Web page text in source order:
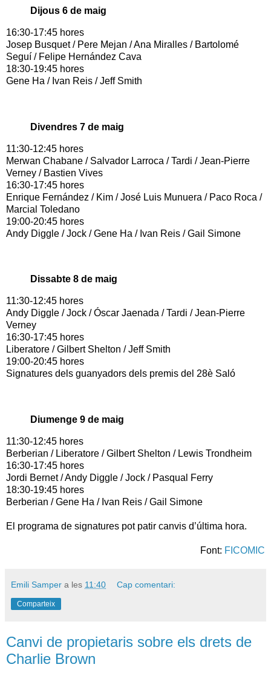
Dijous 6 de maig
16:30-17:45 hores
Josep Busquet / Pere Mejan / Ana Miralles / Bartolomé
Seguí / Felipe Hernández Cava
18:30-19:45 hores
Gene Ha / Ivan Reis / Jeff Smith
Divendres 7 de maig
11:30-12:45 hores
Merwan Chabane / Salvador Larroca / Tardi / Jean-Pierre
Verney / Bastien Vives
16:30-17:45 hores
Enrique Fernández / Kim / José Luis Munuera / Paco Roca /
Marcial Toledano
19:00-20:45 hores
Andy Diggle / Jock / Gene Ha / Ivan Reis / Gail Simone
Dissabte 8 de maig
11:30-12:45 hores
Andy Diggle / Jock / Óscar Jaenada / Tardi / Jean-Pierre
Verney
16:30-17:45 hores
Liberatore / Gilbert Shelton / Jeff Smith
19:00-20:45 hores
Signatures dels guanyadors dels premis del 28è Saló
Diumenge 9 de maig
11:30-12:45 hores
Berberian / Liberatore / Gilbert Shelton / Lewis Trondheim
16:30-17:45 hores
Jordi Bernet / Andy Diggle / Jock / Pasqual Ferry
18:30-19:45 hores
Berberian / Gene Ha / Ivan Reis / Gail Simone
El programa de signatures pot patir canvis d’última hora.
Font: FICOMIC
Emili Samper a les 11:40 Cap comentari:
Comparteix
Canvi de propietaris sobre els drets de
Charlie Brown